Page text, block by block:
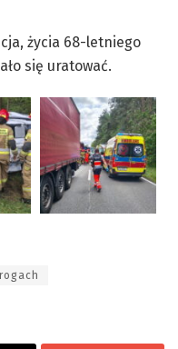
życia 68-letniego
się uratować.